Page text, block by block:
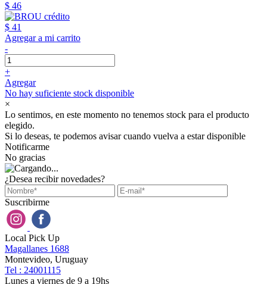
$ 46
$ 41
Agregar a mi carrito
-
+
Agregar
No hay suficiente stock disponible
×
Lo sentimos, en este momento no tenemos stock para el producto
elegido.
Si lo deseas, te podemos avisar cuando vuelva a estar disponible
Notificarme
No gracias
¿Desea recibir novedades?
Suscribirme
Local Pick Up
Magallanes 1688
Montevideo, Uruguay
Tel : 24001115
Lunes a viernes de 9 a 19hs